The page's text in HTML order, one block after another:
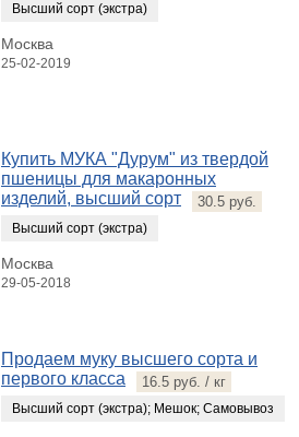
Высший сорт (экстра)
Москва
25-02-2019
Купить МУКА "Дурум" из твердой
пшеницы для макаронных
изделий, высший сорт
30.5 руб.
Высший сорт (экстра)
Москва
29-05-2018
Продаем муку высшего сорта и
первого класса
16.5 руб. / кг
Высший сорт (экстра); Мешок; Самовывоз